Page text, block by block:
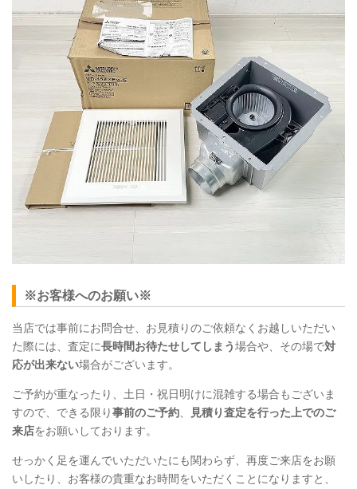
※お客様へのお願い※
当店では事前にお問合せ、お見積りのご依頼なくお越しいただい
た際には、査定に長時間お待たせしてしまう場合や、その場で対
応が出来ない場合がございます。
ご予約が重なったり、土日・祝日明けに混雑する場合もございま
すので、できる限り事前のご予約
見積り査定を行った上でのご
来店をお願いしております。
せっかく足を運んでいただいたにも関わらず、再度ご来店をお願
いしたり、お客様の貴重なお時間をいただくことになりますと、